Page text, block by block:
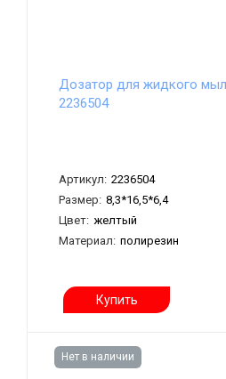
Дозатор для жидкого
2236504
Артикул: 2236504
Размер: 8,3*16,5*6,4
Цвет: желтый
Материал: полирезин
Купить
Нет в наличии